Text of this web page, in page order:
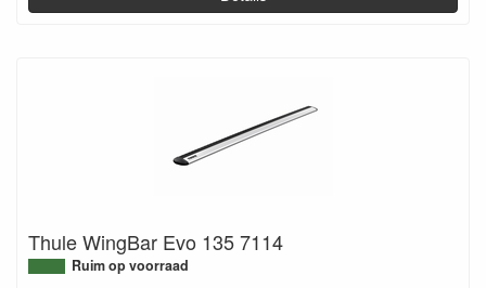
Thule WingBar Evo 135 7114
Ruim op voorraad